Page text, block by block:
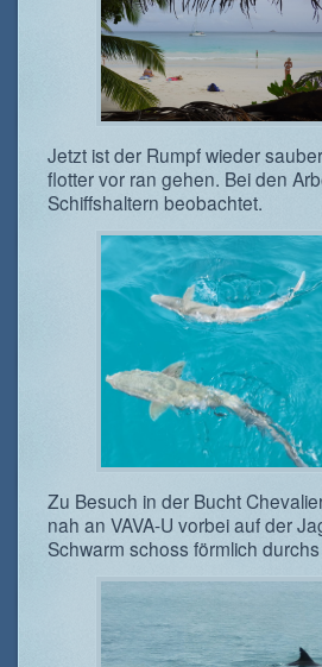
Jetzt ist der Rumpf wieder
flotter vor ran gehen. Bei den
Schiffshaltern beobachtet.
Zu Besuch in der Bucht
nah an VAVA-U vorbei auf der
Schwarm schoss förmlich